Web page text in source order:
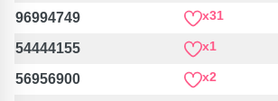
96994749 x31
54444155 x1
56956900 x2